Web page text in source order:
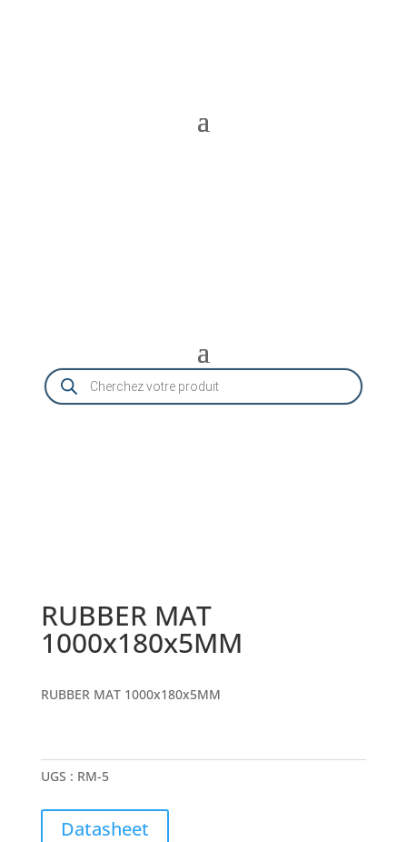
Recherche
de
produits
RUBBER MAT
1000x180x5MM
RUBBER MAT 1000x180x5MM
UGS : RM-5
Datasheet